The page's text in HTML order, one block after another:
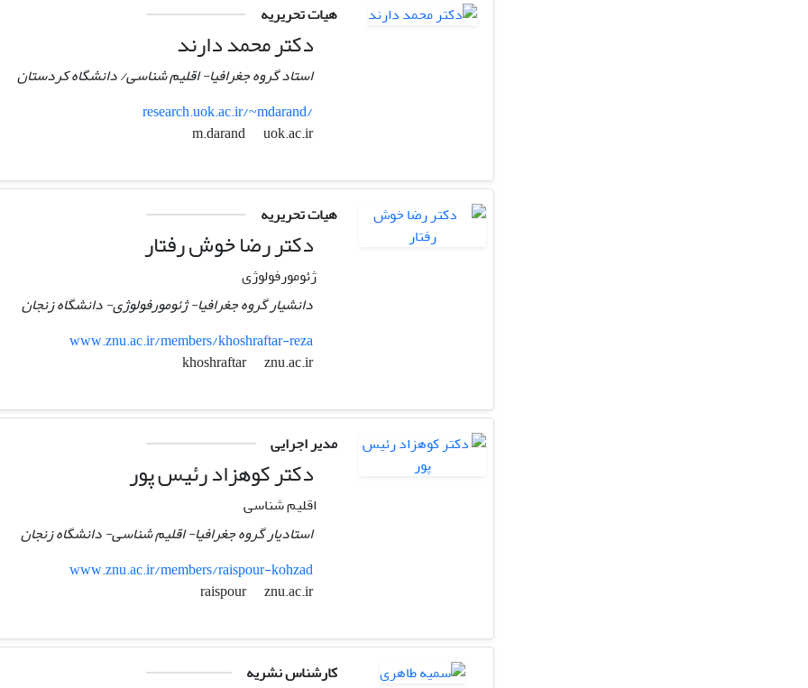
هیات تحریریه
دکتر محمد دارند
استاد گروه جغرافیا- اقلیم شناسی/ دانشگاه کردستان
research.uok.ac.ir/~mdarand/
m.darand
uok.ac.ir
هیات تحریریه
دکتر رضا خوش رفتار
ژئومورفولوژی
دانشیار گروه جغرافیا- ژئومورفولوژی- دانشگاه زنجان
www.znu.ac.ir/members/khoshraftar-reza
khoshraftar
znu.ac.ir
مدیر اجرایی
دکتر کوهزاد رئیس پور
اقلیم شناسی
استادیار گروه جغرافیا- اقلیم شناسی- دانشگاه زنجان
www.znu.ac.ir/members/raispour-kohzad
raispour
znu.ac.ir
کارشناس نشریه